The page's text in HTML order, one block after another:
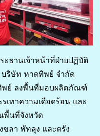
ธานเจ้าหน้าที่ฝ่ายปฏิบัติ
บริษัท หาดทิพย์ จำกัด
พย์ ลงพื้นที่มอบผลิตภัณฑ์
เทาความเดือดร้อน และ
พื้นที่จังหวัด
ลา พัทลุง และตรัง